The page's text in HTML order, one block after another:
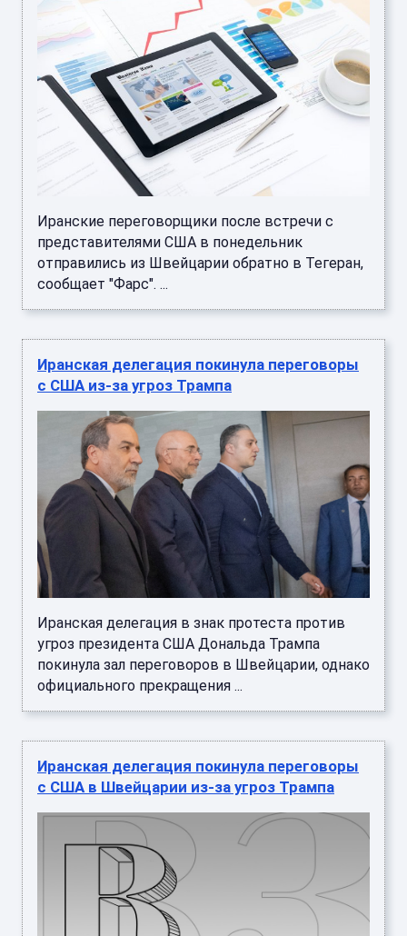
Иранские переговорщики после встречи с
представителями США в понедельник
отправились из Швейцарии обратно в Тегеран,
сообщает "Фарс". ...
Иранская делегация покинула переговоры
с США из-за угроз Трампа
Иранская делегация в знак протеста против
угроз президента США Дональда Трампа
покинула зал переговоров в Швейцарии, однако
официального прекращения ...
Иранская делегация покинула переговоры
с США в Швейцарии из-за угроз Трампа